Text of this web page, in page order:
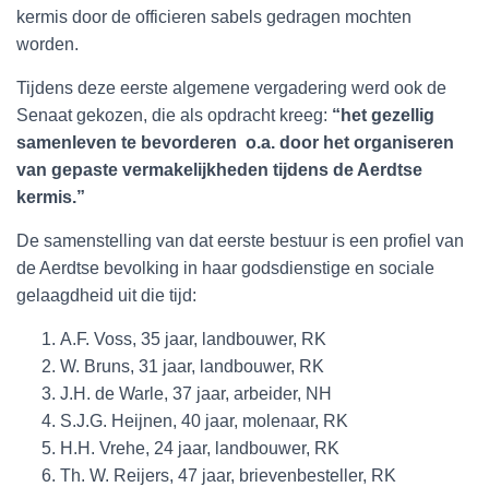
kermis door de officieren sabels gedragen mochten
worden.
Tijdens deze eerste algemene vergadering werd ook de
Senaat gekozen, die als opdracht kreeg: “het gezellig
samenleven te bevorderen o.a. door het organiseren
van gepaste vermakelijkheden tijdens de Aerdtse
kermis.”
De samenstelling van dat eerste bestuur is een profiel van
de Aerdtse bevolking in haar godsdienstige en sociale
gelaagdheid uit die tijd:
A.F. Voss, 35 jaar, landbouwer, RK
W. Bruns, 31 jaar, landbouwer, RK
J.H. de Warle, 37 jaar, arbeider, NH
S.J.G. Heijnen, 40 jaar, molenaar, RK
H.H. Vrehe, 24 jaar, landbouwer, RK
Th. W. Reijers, 47 jaar, brievenbesteller, RK